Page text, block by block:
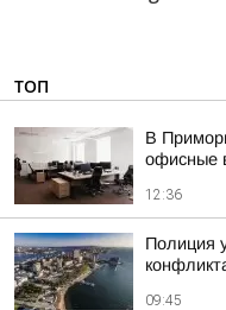
ТОП
В
офисные
12:36
Полиция
09:45